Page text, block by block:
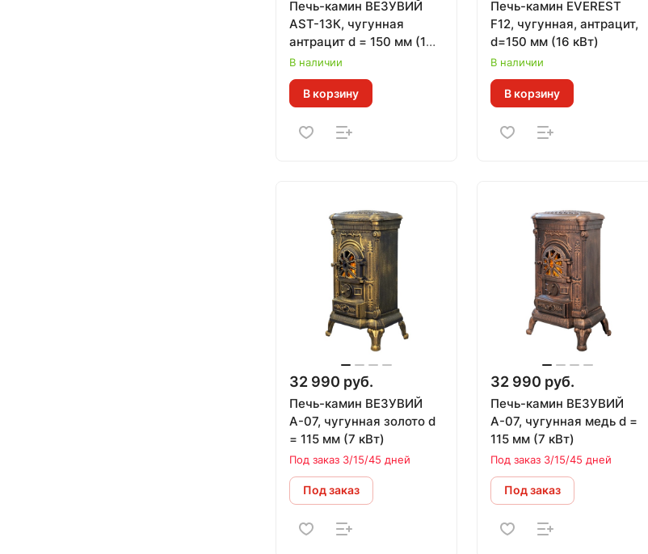
Печь-камин ВЕЗУВИЙ
AST-13К, чугунная
антрацит d = 150 мм (13
кВт)
В наличии
В корзину
Печь-камин EVEREST
F12, чугунная, антрацит,
d=150 мм (16 кВт)
В наличии
В корзину
32 990 руб.
Печь-камин ВЕЗУВИЙ
А-07, чугунная золото d
= 115 мм (7 кВт)
Под заказ 3/15/45 дней
Под заказ
32 990 руб.
Печь-камин ВЕЗУВИЙ
А-07, чугунная медь d =
115 мм (7 кВт)
Под заказ 3/15/45 дней
Под заказ